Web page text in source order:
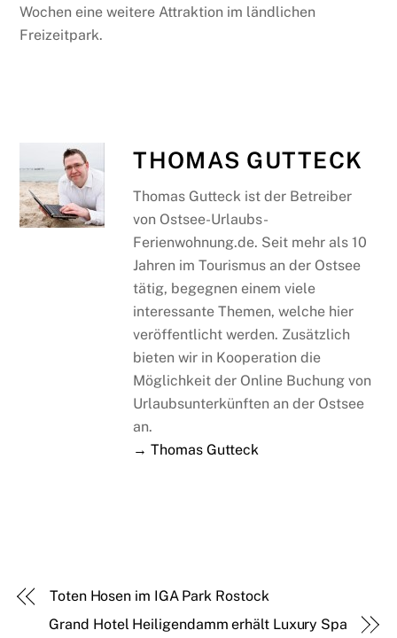
Wochen eine weitere Attraktion im ländlichen
Freizeitpark.
THOMAS GUTTECK
Thomas Gutteck ist der Betreiber
von Ostsee-Urlaubs-
Ferienwohnung.de. Seit mehr als 10
Jahren im Tourismus an der Ostsee
tätig, begegnen einem viele
interessante Themen, welche hier
veröffentlicht werden. Zusätzlich
bieten wir in Kooperation die
Möglichkeit der Online Buchung von
Urlaubsunterkünften an der Ostsee
an.
→ Thomas Gutteck
Toten Hosen im IGA Park Rostock
Grand Hotel Heiligendamm erhält Luxury Spa